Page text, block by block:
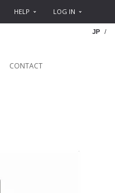
HELP LOG IN
JP /
CONTACT